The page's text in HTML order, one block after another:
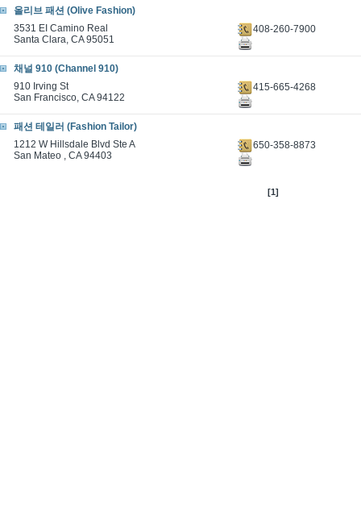
올리브 패션 (Olive Fashion)
3531 EI Camino Real
Santa Clara, CA 95051
408-260-7900
채널 910 (Channel 910)
910 Irving St
San Francisco, CA 94122
415-665-4268
패션 테일러 (Fashion Tailor)
1212 W Hillsdale Blvd Ste A
San Mateo , CA 94403
650-358-8873
[1]